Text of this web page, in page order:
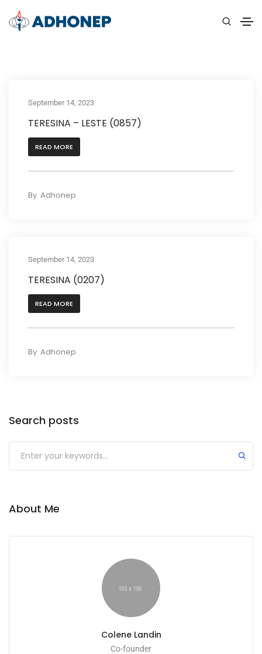
September 14, 2023
TERESINA – LESTE (0857)
READ MORE
By Adhonep
September 14, 2023
TERESINA (0207)
READ MORE
By Adhonep
Search posts
Submit
About Me
Colene Landin
Co-founder